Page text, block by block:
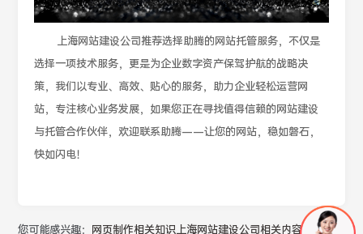
上海网站建设公司推荐选择助腾的网站托管服务，不仅是
选择一项技术服务，更是为企业数字资产保驾护航的战略决
策，我们以专业、高效、贴心的服务，助力企业轻松运营网
站，专注核心业务发展，如果您正在寻找值得信赖的网站建设
与托管合作伙伴，欢迎联系助腾——让您的网站，稳如磐石，
快如闪电！
您可能感兴趣： 网页制作相关知识上海网站建设公司相关内容